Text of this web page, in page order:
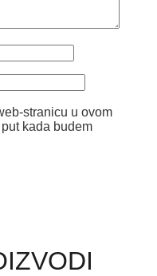
stranicu u ovom
kada budem